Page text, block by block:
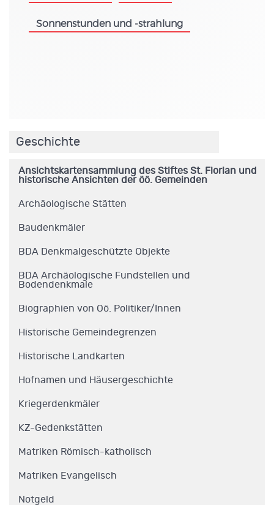
Sonnenstunden und -strahlung
Geschichte
Ansichtskartensammlung des Stiftes St. Florian und
historische Ansichten der öö. Gemeinden
Archäologische Stätten
Baudenkmäler
BDA Denkmalgeschützte Objekte
BDA Archäologische Fundstellen und
Bodendenkmale
Biographien von Oö. Politiker/Innen
Historische Gemeindegrenzen
Historische Landkarten
Hofnamen und Häusergeschichte
Kriegerdenkmäler
KZ-Gedenkstätten
Matriken Römisch-katholisch
Matriken Evangelisch
Notgeld